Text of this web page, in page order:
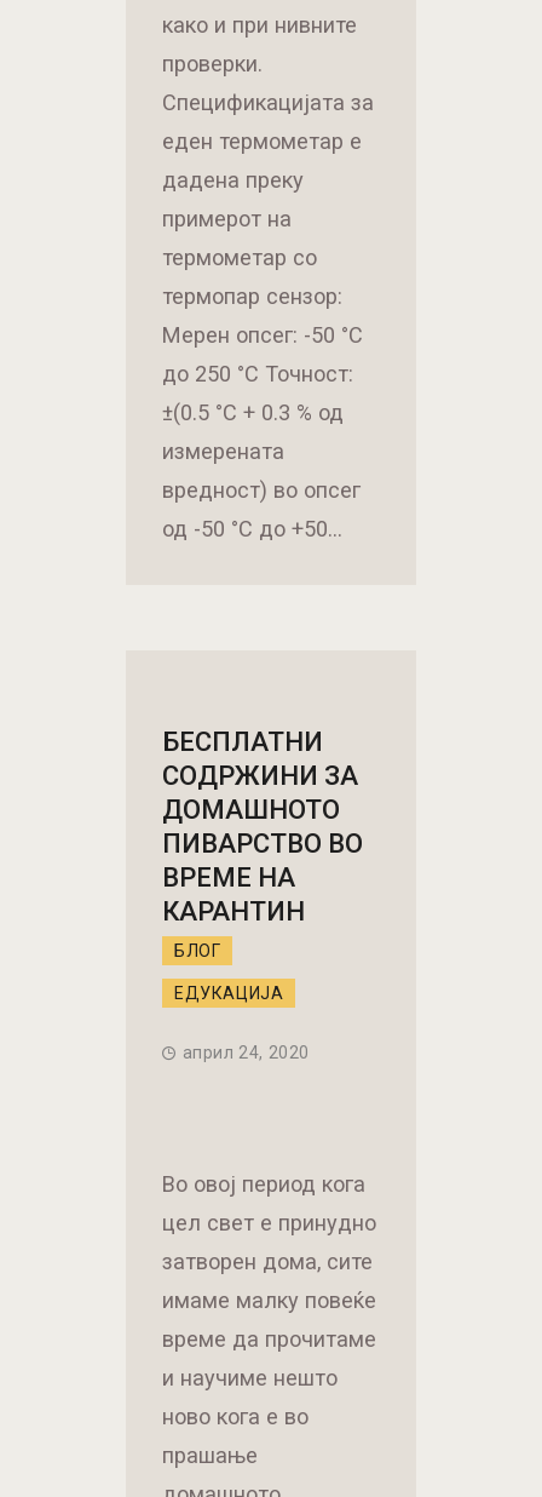
како и при нивните
проверки.
Спецификацијата за
еден термометар е
дадена преку
примерот на
термометар со
термопар сензор:
Мерен опсег: -50 °C
до 250 °C Точност:
±(0.5 °C + 0.3 % од
измерената
вредност) во опсег
од -50 °C до +50…
БЕСПЛАТНИ
СОДРЖИНИ ЗА
ДОМАШНОТО
ПИВАРСТВО ВО
ВРЕМЕ НА
КАРАНТИН
БЛОГ
ЕДУКАЦИЈА
април 24, 2020
Во овој период кога
цел свет е принудно
затворен дома, сите
имаме малку повеќе
време да прочитаме
и научиме нешто
ново кога е во
прашање